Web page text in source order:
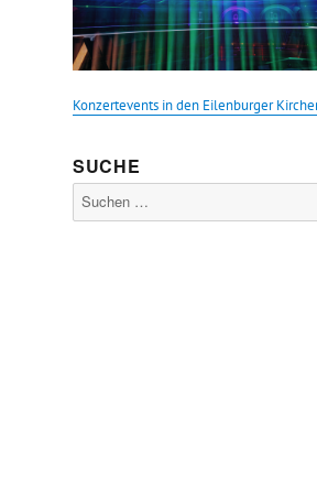
Konzertevents in den Eilenburger
SUCHE
Suche
nach: